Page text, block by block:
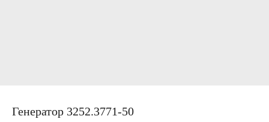
Генератор 3252.3771-50